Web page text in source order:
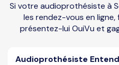
Si votre audioprothésiste à
les rendez-vous en
présentez-lui OuiVu et
Audioprothésiste